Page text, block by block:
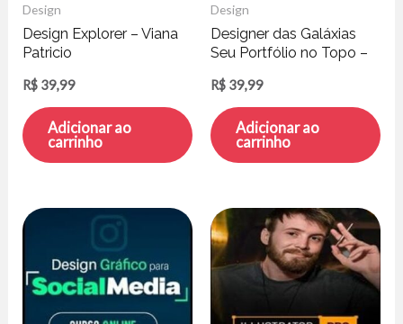
Design
Design Explorer – Viana
Patricio
R$ 39,99
Adicionar ao
carrinho
Design
Designer das Galáxias
Seu Portfólio no Topo –
R$ 39,99
Adicionar ao
carrinho